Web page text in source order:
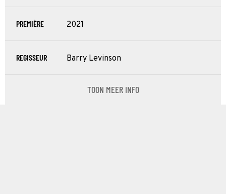
PREMIÈRE 2021
REGISSEUR Barry Levinson
TOON MEER INFO